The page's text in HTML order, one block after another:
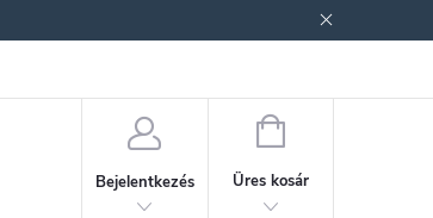
Bejelentkezés
KOSÁR
Üres kosár